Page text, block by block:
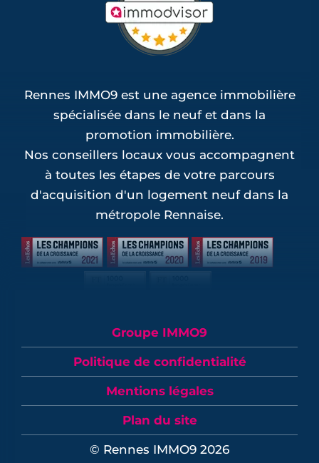
Rennes IMMO9 est une agence immobilière
spécialisée dans le neuf et dans la
promotion immobilière.
Nos conseillers locaux vous accompagnent
à toutes les étapes de votre parcours
d'acquisition d'un logement neuf dans la
métropole Rennaise.
Groupe IMMO9
Politique de confidentialité
Mentions légales
Plan du site
© Rennes IMMO9 2026